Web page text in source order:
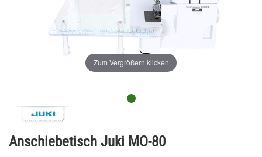
Zum Vergrößern klicken
Anschiebetisch Juki MO-80